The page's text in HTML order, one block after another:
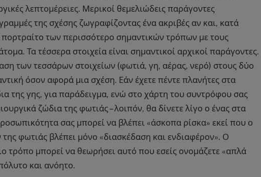
λεπτομέρειες. Μερικοί θεμελιώδεις παράγοντες
της σχέσης ζωγραφίζοντας ένα ακριβές αν και, κατά
των περισσότερο σημαντικών τρόπων με τους
Τα τέσσερα στοιχεία είναι σημαντικοί αρχικοί παράγοντες.
των τεσσάρων στοιχείων (φωτιά, γη, αέρας, νερό) στους δύο
όσον αφορά μια σχέση. Εάν έχετε πέντε πλανήτες στα
της γης, για παράδειγμα, ενώ στο χάρτη του συντρόφου σας
ζώδια της φωτιάς – λοιπόν, θα δίνετε λίγο ο ένας στα
σας μπορεί να βλέπει «άσκοπα ρίσκα» εκεί που ο
φωτιάς βλέπει μόνο «διασκέδαση και ενδιαφέρον». Ο
τρόπο μπορεί να θεωρήσει αυτό που εσείς ονομάζετε «απλά
και ανόητο.